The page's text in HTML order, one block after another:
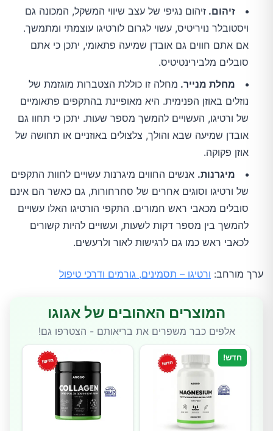
זיהום. זיהום נגיפי של עצב שיווי המשקל, המכונה גם
ויסטובלר נויריטיס, עשוי לגרום לורטיגו עוצמתי ומתמשך.
אם אתם חווים גם אובדן שמיעה פתאומי, יתכן כי אתם
סובלים מלבירינטיטיס.
מחלת מנייר. מחלה זו כוללת הצטברות מוגזמת של
נוזלים באוזן הפנימית. היא מאופיינת בהתקפים פתאומיים
של ורטיגו, העשויים להמשך מספר שעות. יתכן כי תחוו גם
אובדן שמיעה שבא והולך, צלצולים באוזניים או תחושה של
אוזן פקוקה.
מיגרנות. אנשים החווים מיגרנות עשויים לחוות התקפים
של ורטיגו וסוגים אחרים של סחרחורות, גם כאשר הם אינם
סובלים מכאבי ראש חמורים. התקפי הורטיגו האלו עשויים
להמשך בין מספר דקות לשעות, ועשויים להיות קשורים
לכאבי ראש כמו גם לרגישות לאור ולרעשים.
ערך מורחב: ורטיגו – תסמינים, גורמים ודרכי טיפול
המוצרים האהובים של אגוגו
אלפים כבר משפרים את בריאותם - הצטרפו גם!
חדש!